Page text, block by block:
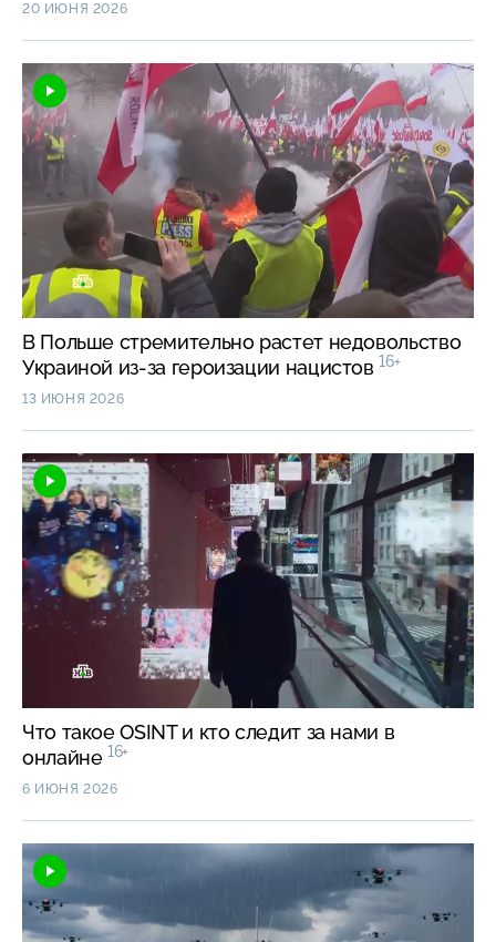
20 ИЮНЯ 2026
В Польше стремительно растет недовольство
Украиной из-за героизации нацистов 16+
13 ИЮНЯ 2026
Что такое OSINT и кто следит за нами в
онлайне 16+
6 ИЮНЯ 2026